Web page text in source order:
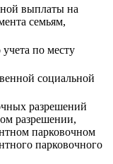
выплаты на
семьям,
по месту
социальной
разрешений
разрешении,
парковочном
парковочного